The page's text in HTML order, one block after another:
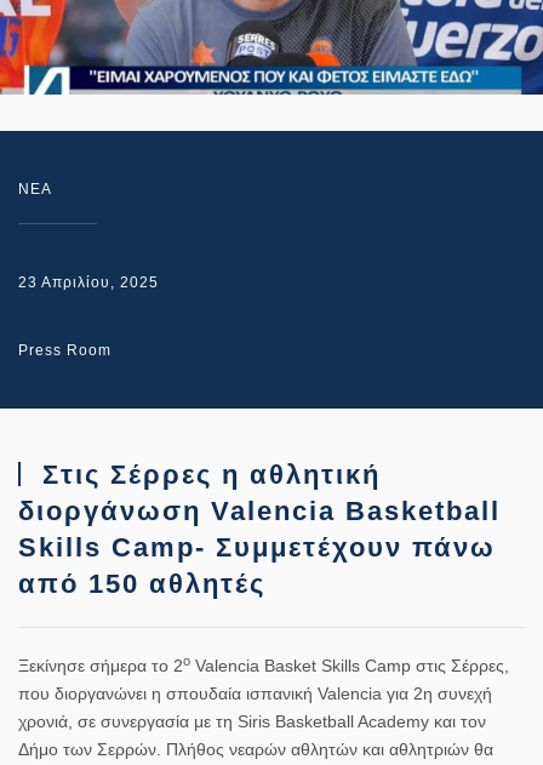
NEA
23 Απριλίου, 2025
Press Room
Στις Σέρρες η αθλητική
διοργάνωση Valencia Basketball
Skills Camp- Συμμετέχουν πάνω
από 150 αθλητές
Ξεκίνησε σήμερα το 2ο Valencia Basket Skills Camp στις Σέρρες,
που διοργανώνει η σπουδαία ισπανική Valencia για 2η συνεχή
χρονιά, σε συνεργασία με τη Siris Basketball Academy και τον
Δήμο των Σερρών. Πλήθος νεαρών αθλητών και αθλητριών θα